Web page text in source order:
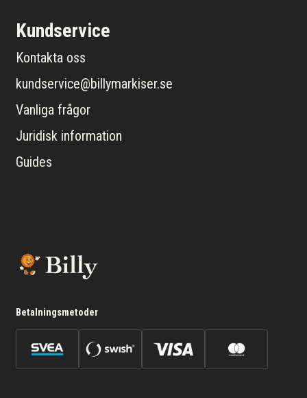
Kundservice
Kontakta oss
kundservice@billymarkiser.se
Vanliga frågor
Juridisk information
Guides
Betalningsmetoder